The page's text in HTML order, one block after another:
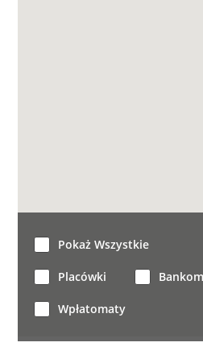
Pokaż Wszystkie
Placówki
Wpłatomaty